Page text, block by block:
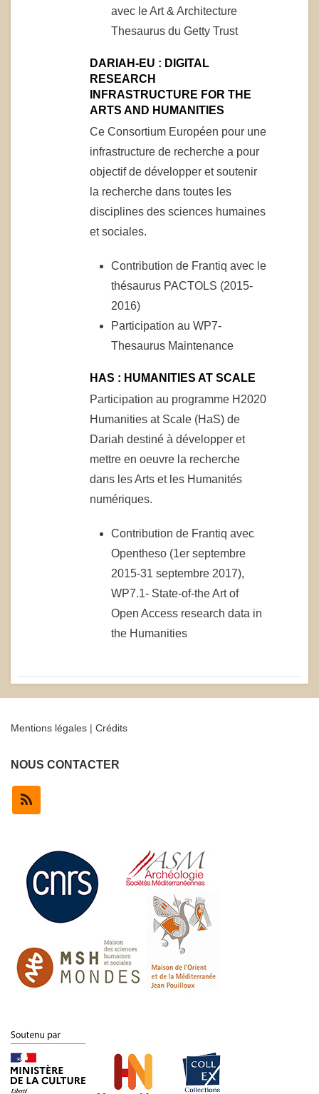
avec le Art & Architecture
Thesaurus du Getty Trust
DARIAH-EU : DIGITAL
RESEARCH
INFRASTRUCTURE FOR THE
ARTS AND HUMANITIES
Ce Consortium Européen pour une
infrastructure de recherche a pour
objectif de développer et soutenir
la recherche dans toutes les
disciplines des sciences humaines
et sociales.
Contribution de Frantiq avec le
thésaurus PACTOLS (2015-
2016)
Participation au WP7-
Thesaurus Maintenance
HAS : HUMANITIES AT SCALE
Participation au programme H2020
Humanities at Scale (HaS) de
Dariah destiné à développer et
mettre en oeuvre la recherche
dans les Arts et les Humanités
numériques.
Contribution de Frantiq avec
Opentheso (1er septembre
2015-31 septembre 2017),
WP7.1- State-of-the Art of
Open Access research data in
the Humanities
Mentions légales | Crédits
NOUS CONTACTER